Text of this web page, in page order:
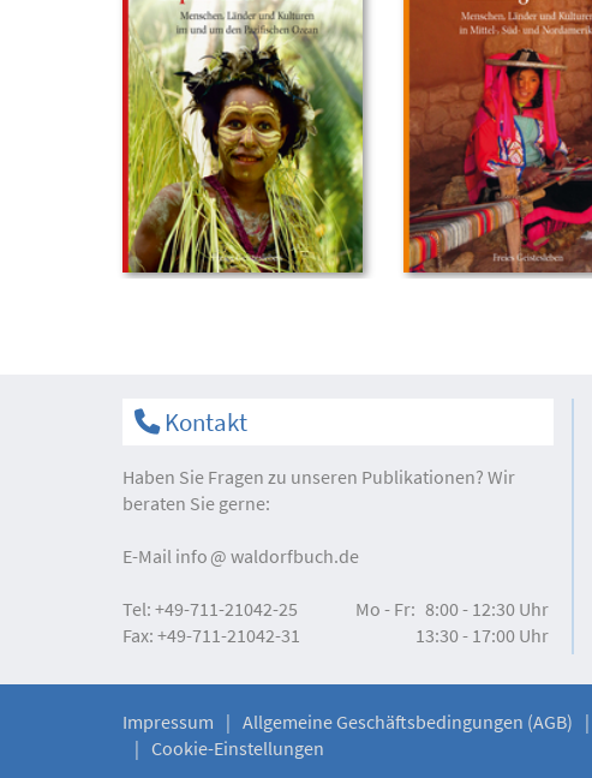
Kontakt
Haben Sie Fragen zu unseren Publikationen? Wir
beraten Sie gerne:
E-Mail info waldorfbuch.de
Tel: +49-711-21042-25
Fax: +49-711-21042-31
Mo - Fr: 8:00 - 12:30 Uhr
13:30 - 17:00 Uhr
Impressum Allgemeine Geschäftsbedingungen (AGB)
Cookie-Einstellungen